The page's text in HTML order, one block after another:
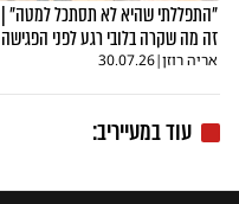
"התפללתי שהיא לא תסתכל למטה" |
זה מה שקרה בלובי רגע לפני הפגישה
אריה רוזן|
30.07.26
עוד במעייריב: